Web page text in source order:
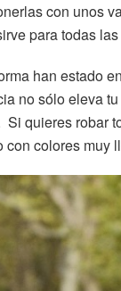
con unos
para todas
han estado
no sólo eleva
quieres robar
con colores muy